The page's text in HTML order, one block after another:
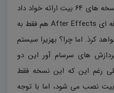
حرفه ای خود را فقط در تنها نسخه های ۶۴ بیت ارائه خواد داد
در سمتی دیگر نیز نرم افزار حرفه ای After Effects هم فقط به
خواهد کرذ. اما چرا؟ بهزیرا سیستم
پردازش های سرسام آور این دو
رغم این که این نسخه فقط
سیستم عامل های ۶۴ بیت نصب می شود، اما با توجه